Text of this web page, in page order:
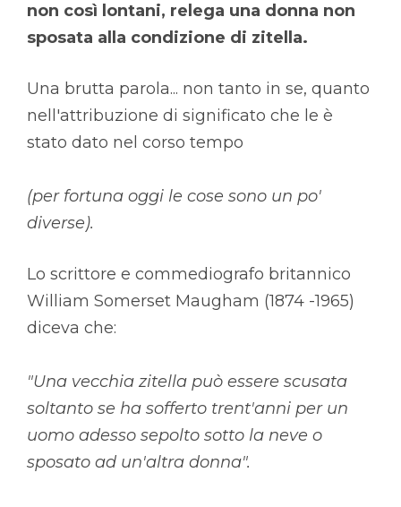
non così lontani, relega una donna non
sposata alla condizione di zitella.
Una brutta parola... non tanto in se, quanto
nell'attribuzione di significato che le è
stato dato nel corso tempo
(per fortuna oggi le cose sono un po'
diverse).
Lo scrittore e commediografo britannico
William Somerset Maugham (1874 -1965)
diceva che:
"Una vecchia zitella può essere scusata
soltanto se ha sofferto trent'anni per un
uomo adesso sepolto sotto la neve o
sposato ad un'altra donna".